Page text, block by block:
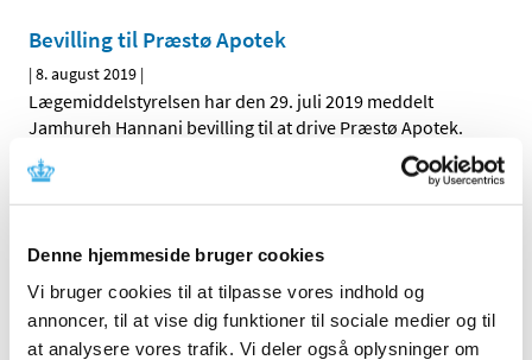
Denne hjemmeside bruger cookies
Vi bruger cookies til at tilpasse vores indhold og
annoncer, til at vise dig funktioner til sociale medier og til
at analysere vores trafik. Vi deler også oplysninger om
Bevilling til Præstø Apotek
|8. august 2019 |
Lægemiddelstyrelsen har den 29. juli 2019 meddelt
Jamhureh Hannani bevilling til at drive Præstø Apotek.
Ny digital guide til indberetning af samarbejde
|6. august 2019|
En ny digital guide på Lægemiddelstyrelsens hjemmeside
gør det nemmere for sundhedspersoner at indberette